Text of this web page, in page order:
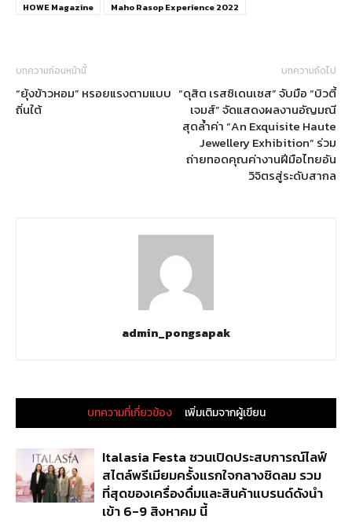
HOWE Magazine Maho Rasop Experience 2022
บทความก่อนหน้านี้
“ยุ้งข้าวหอม” หรอยแรงตามแบบ
ถิ่นใต้
บทความถัดไป
“ดุสิต เรสซิเดนเซส” จับมือ “บิวตี้
เจมส์” จัดแสดงผลงานอัญมณี
สุดล้ำค่า “An Exquisite Haute
Jewellery Exhibition” ร่วม
ถ่ายทอดคุณค่างานฝีมือไทยอัน
วิจิตรสู่ระดับสากล
admin_pongsapak
บทความที่เกี่ยวข้อง เพิ่มเติมจากผู้เขียน
Italasia Festa ชวนเปิดประสบการณ์ไลฟ์
สไตล์พรีเมียมครั้งแรกใจกลางชิดลม รวม
ที่สุดของเครื่องดื่มและสินค้าแบรนด์ดังนำ
เข้า 6-9 สิงหาคม นี้